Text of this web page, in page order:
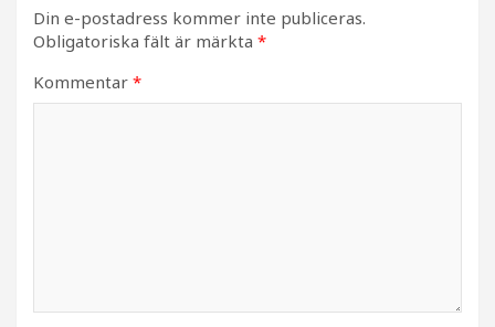
Din e-postadress kommer inte publiceras.
Obligatoriska fält är märkta *
Kommentar *